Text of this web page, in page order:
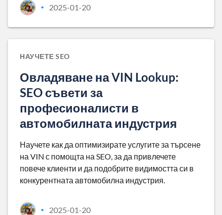
• 2025-01-20
НАУЧЕТЕ SEO
Овладяване на VIN Lookup:
SEO съвети за
професионалисти в
автомобилната индустрия
Научете как да оптимизирате услугите за търсене
на VIN с помощта на SEO, за да привлечете
повече клиенти и да подобрите видимостта си в
конкурентната автомобилна индустрия.
• 2025-01-20